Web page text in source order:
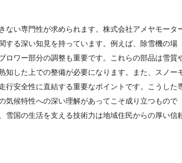
ない専門性が求められます。株式会社アメヤモータ
する深い知見を持っています。例えば、除雪機の場
ロワー部分の調整も重要です。これらの部品は雪質
知した上での整備が必要になります。また、スノー
行安全性に直結する重要なポイントです。こうした
気候特性への深い理解があってこそ成り立つもので
雪国の生活を支える技術力は地域住民からの厚い信